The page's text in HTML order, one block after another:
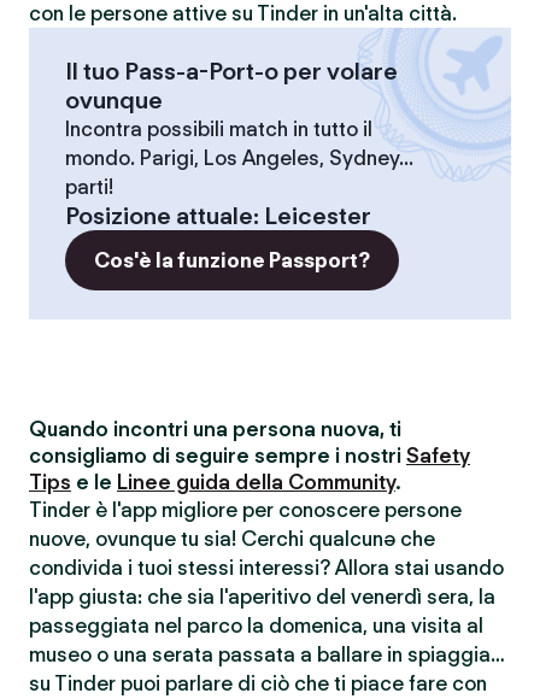
con le persone attive su Tinder in un'alta città.
Il tuo Pass-a-Port-o per volare
ovunque
Incontra possibili match in tutto il
mondo. Parigi, Los Angeles, Sydney...
parti!
Posizione attuale: Leicester
Cos'è la funzione Passport?
Quando incontri una persona nuova, ti
consigliamo di seguire sempre i nostri Safety
Tips e le Linee guida della Community.
Tinder è l'app migliore per conoscere persone
nuove, ovunque tu sia! Cerchi qualcunə che
condivida i tuoi stessi interessi? Allora stai usando
l'app giusta: che sia l'aperitivo del venerdì sera, la
passeggiata nel parco la domenica, una visita al
museo o una serata passata a ballare in spiaggia…
su Tinder puoi parlare di ciò che ti piace fare con